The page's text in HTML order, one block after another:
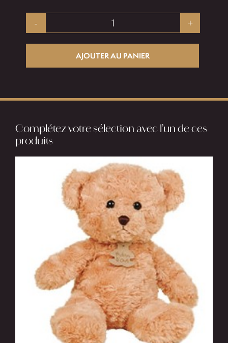
quantité
de
Bouquet
Vie
rose
AJOUTER AU PANIER
Complétez votre sélection avec l’un de ces
produits